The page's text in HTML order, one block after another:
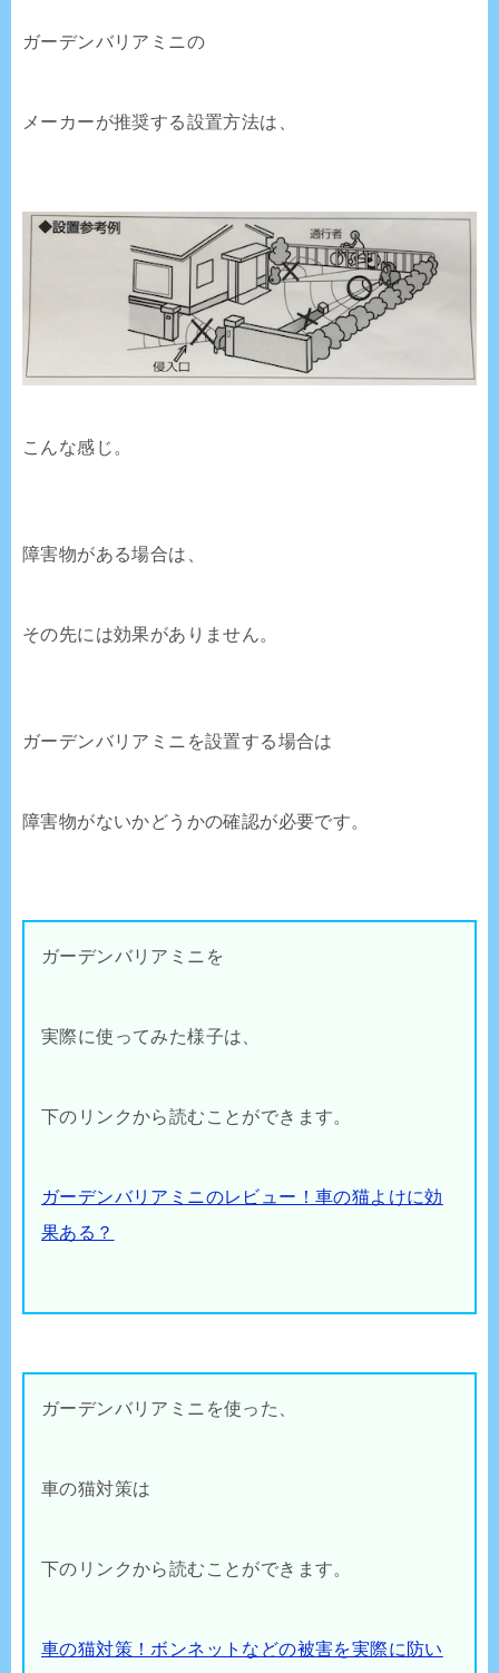
ガーデンバリアミニの
メーカーが推奨する設置方法は、
こんな感じ。
障害物がある場合は、
その先には効果がありません。
ガーデンバリアミニを設置する場合は
障害物がないかどうかの確認が必要です。
ガーデンバリアミニを
実際に使ってみた様子は、
下のリンクから読むことができます。
ガーデンバリアミニのレビュー！車の猫よけに効
果ある？
ガーデンバリアミニを使った、
車の猫対策は
下のリンクから読むことができます。
車の猫対策！ボンネットなどの被害を実際に防い